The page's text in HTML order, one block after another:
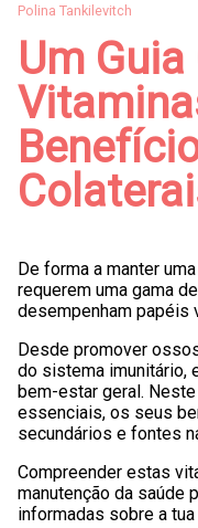
Polina Tankilevitch
Um
De forma a manter
requerem uma gama
desempenham papéis
Desde promover
do sistema imunitário,
bem-estar geral.
essenciais, os seus
secundários e fontes
Compreender estas
manutenção da saúde
informadas sobre a